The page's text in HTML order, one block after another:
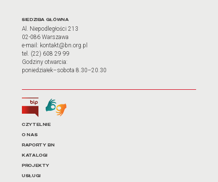
Adres oraz godziny
SIEDZIBA GŁÓWNA
Al. Niepodległości 213
02-086 Warszawa
e-mail: kontakt@bn.org.pl
tel. (22) 608 29 99
Godziny otwarcia:
poniedziałek–sobota 8.30–20.30
Biuletyn Informacji Publicznej
Tłumacz języka migowego
Linki do najważniejszych
CZYTELNIE
O NAS
RAPORTY BN
KATALOGI
PROJEKTY
USŁUGI